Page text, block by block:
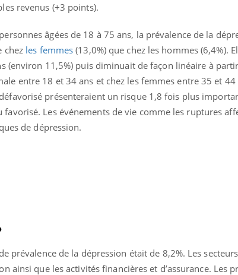
revenus (+3 points).
âgées de 18 à 75 ans, la prévalence de la
chez les femmes (13,0%) que chez les hommes (6,4%).
(environ 11,5%) puis diminuait de façon linéaire à
entre 18 et 34 ans et chez les femmes entre 35 et 44
présenteraient un risque 1,8 fois plus
Les événements de vie comme les ruptures
de dépression.
prévalence de la dépression était de 8,2%. Les
ainsi que les activités financières et d’assurance. Les